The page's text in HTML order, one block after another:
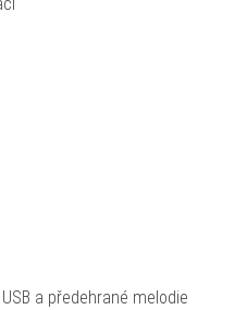
a předehrané melodie